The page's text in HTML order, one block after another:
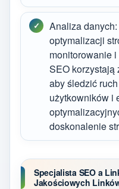
Analiza
optymalizacji
monitorowanie
SEO korzystają
aby śledzić
użytkowników i
doskonalenie
Specjalista SEO a
Jakościowych